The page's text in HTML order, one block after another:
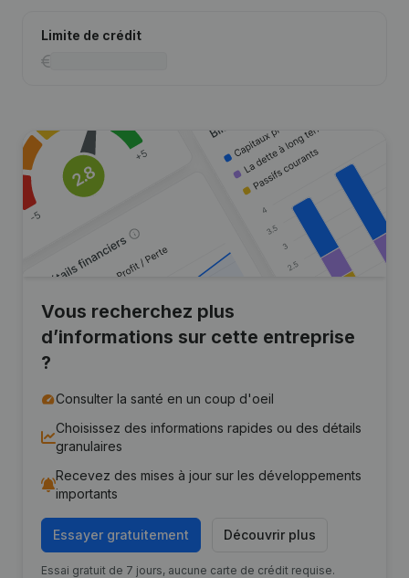
Limite de crédit
Vous recherchez plus
d’informations sur cette entreprise
?
Consulter la santé en un coup d'oeil
Choisissez des informations rapides ou des détails
granulaires
Recevez des mises à jour sur les développements
importants
Essayer gratuitement Découvrir plus
Essai gratuit de 7 jours, aucune carte de crédit requise.